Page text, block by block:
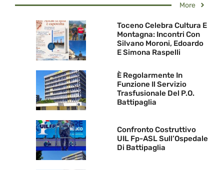
More
Toceno Celebra Cultura E
Montagna: Incontri Con
Silvano Moroni, Edoardo
E Simona Raspelli
È Regolarmente In
Funzione Il Servizio
Trasfusionale Del P.O.
Battipaglia
Confronto Costruttivo
UIL Fp-ASL Sull’Ospedale
Di Battipaglia